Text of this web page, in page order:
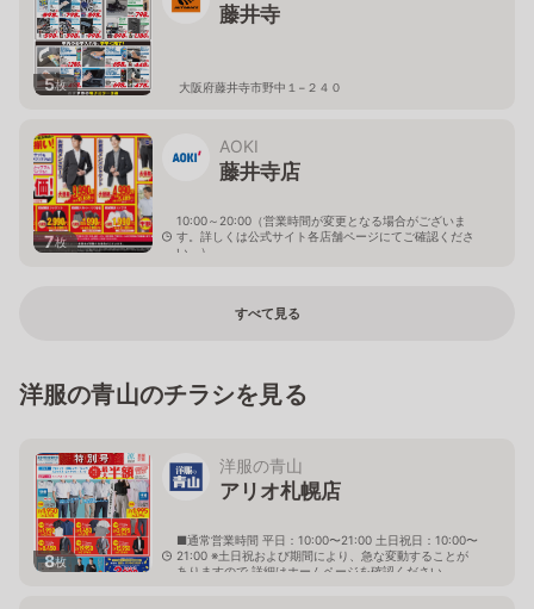
5枚
藤井寺
大阪府藤井寺市野中１−２４０
7枚
AOKI
藤井寺店
10:00～20:00（営業時間が変更となる場合がございま
す。詳しくは公式サイト各店舗ページにてご確認くださ
い。）
すべて見る
洋服の青山のチラシを見る
8枚
洋服の青山
アリオ札幌店
■通常営業時間 平日：10:00〜21:00 土日祝日：10:00〜
21:00 ※土日祝および期間により、急な変動することが
ありますので 詳細はホームページを確認ください